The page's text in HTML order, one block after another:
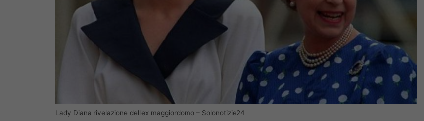
Lady Diana rivelazione dell’ex maggiordomo – Solonotizie24